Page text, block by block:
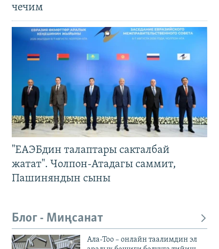
чечим
"ЕАЭБдин талаптары сакталбай
жатат". Чолпон-Атадагы саммит,
Пашиняндын сыны
Блог - Миңсанат
Ала-Тоо – онлайн таалимдин эл